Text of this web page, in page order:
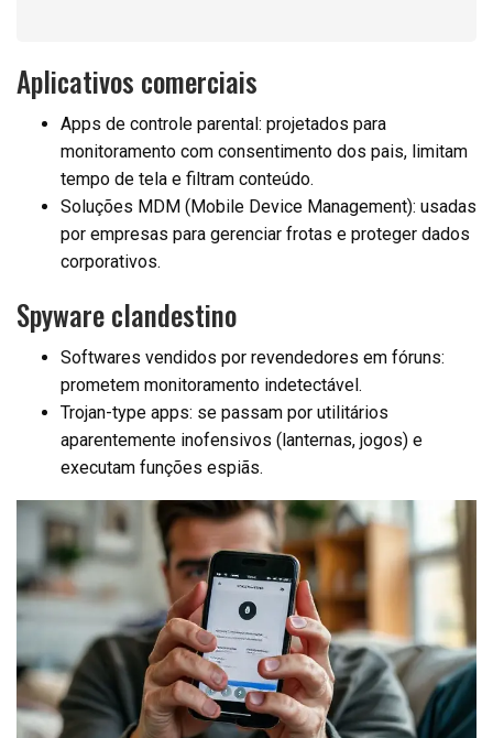
Aplicativos comerciais
Apps de controle parental: projetados para
monitoramento com consentimento dos pais, limitam
tempo de tela e filtram conteúdo.
Soluções MDM (Mobile Device Management): usadas
por empresas para gerenciar frotas e proteger dados
corporativos.
Spyware clandestino
Softwares vendidos por revendedores em fóruns:
prometem monitoramento indetectável.
Trojan-type apps: se passam por utilitários
aparentemente inofensivos (lanternas, jogos) e
executam funções espiãs.